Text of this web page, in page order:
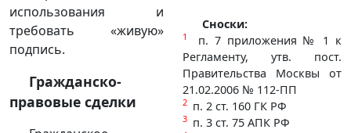
Сноски:
1
п. 7 приложения № 1 к
Регламенту, утв. пост.
Правительства Москвы от
21.02.2006 № 112-ПП
2 п. 2 ст. 160 ГК РФ
3 п. 3 ст. 75 АПК РФ
использования и
требовать «живую»
подпись.
Гражданско-
правовые сделки